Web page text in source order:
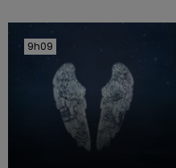
9h09
9h09